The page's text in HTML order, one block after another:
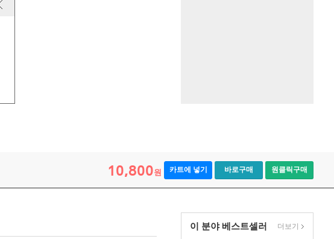
10,800원 카트에 넣기 바로구매 원클릭구매
이 분야 베스트셀러 더보기